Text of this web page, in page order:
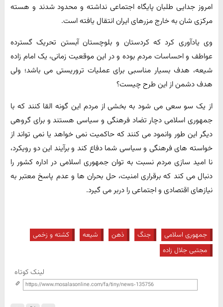
امروز جدایی طلبان پایگاه اجتماعی نداشته و محدود شدند و هسته
مرکزی شان به خارج مزرهای ایران انتقال یافته است.
وی یادآوری کرد که کردستان و بلوچستان آبستن تحریک گسترده
عواطف و احساسات مردم بوده و در این موقعیت زمانی، یک امام زاده
شیعه، هدف بسیار مناسبی برای عملیات تروریستی می باشد؛ ولی
هدف دشمن از این طرح چیست؟
از یک سو سعی می شود به بخشی از مردم این گونه القا کنند که با
جمهوری اسلامی دچار تضاد فرهنگی و سیاسی هستند و برای گروهی
دیگر این طور وانمود می کنند که حاکمیت نمی خواهد یا نمی تواند از
خواسته های فرهنگی و سیاسی شما دفاع کند و برآیند این دو رویکرد،
نا امید سازی مردم نسبت به توان جمهوری اسلامی در اداره کشور را
دنبال می کند که برقراری امنیت، حل بحران ها و عدم پاسخ معتبر به
نیازهای اقتصادی و اجتماعی را دربر می گیرد.
جمهوری اسلامی جنگ ذهن شیعه
کشته و زخمی
مجتبی جلال زاده
لینک کوتاه